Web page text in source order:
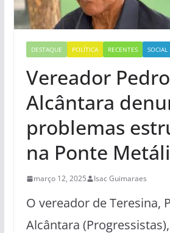
DESTAQUE POLÍTICA RECENTES SOCIAL
Vereador Pedro
Alcântara
problemas
na Ponte
março 12, 2025 Isac Guimaraes
O vereador de Teresina,
Alcântara